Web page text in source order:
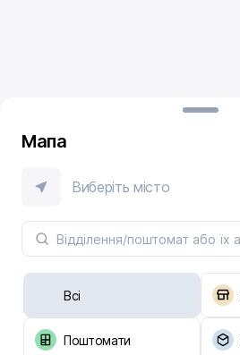
Мапа
Виберіть місто
Всі
Поштомати